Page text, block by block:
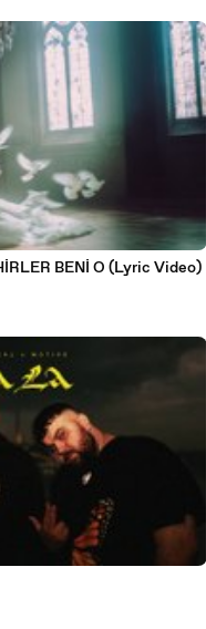
BENİ O (Lyric Video)